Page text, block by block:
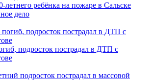
летнего ребёнка на пожаре в Сальске
дело
подросток пострадал в ДТП с